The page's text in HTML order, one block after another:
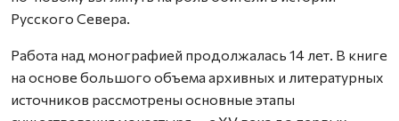
Русского Севера.
Работа над монографией продолжалась 14 лет. В книге
на основе большого объема архивных и литературных
источников рассмотрены основные этапы